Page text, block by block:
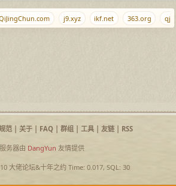
j9.xyz ikf.net 363.org
范| 关于| FAQ| 群组| 工具| 友链| RSS
服务器由 DangYun 友情提供
大佬论坛&十年之约Time: 0.017, SQL: 30